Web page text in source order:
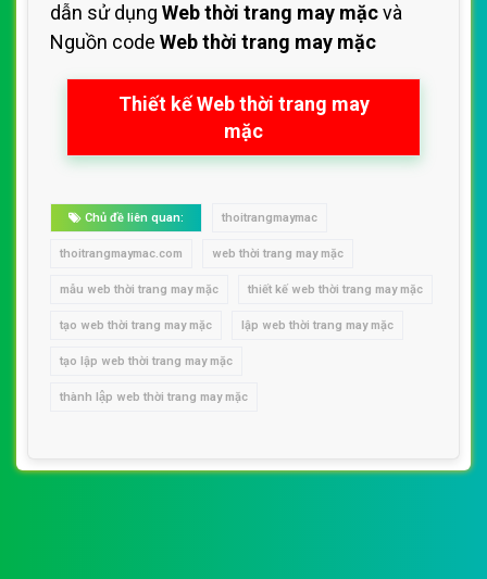
dẫn sử dụng Web thời trang may mặcvà
Nguồn code Web thời trang may mặc
Thiết kế Web thời trang may
mặc
Chủ đề liên quan: thoitrangmaymac
thoitrangmaymac.com web thời trang may mặc
mẫu web thời trang may mặc thiết kế web thời trang may mặc
tạo web thời trang may mặc lập web thời trang may mặc
tạo lập web thời trang may mặc
thành lập web thời trang may mặc